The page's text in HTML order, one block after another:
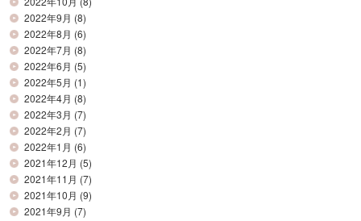
2022年9月 (8)
2022年8月 (6)
2022年7月 (8)
2022年6月 (5)
2022年5月 (1)
2022年4月 (8)
2022年3月 (7)
2022年2月 (7)
2022年1月 (6)
2021年12月 (5)
2021年11月 (7)
2021年10月 (9)
2021年9月 (7)